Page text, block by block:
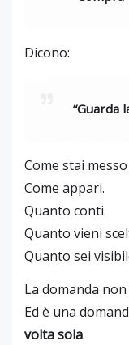
Dicono:
“Guarda
Come stai
Come appari.
Quanto conti.
Quanto vieni
Quanto sei
La domanda
Ed è una
volta sola.